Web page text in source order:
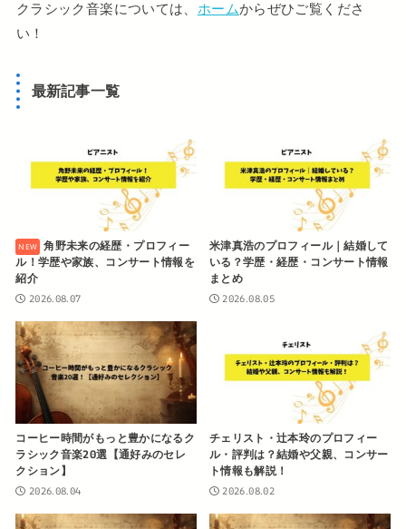
クラシック音楽については、 ホームからぜひご覧くださ
い！
最新記事一覧
角野未来の経歴・プロフィー
ル！学歴や家族、コンサート情報を
紹介
2026.08.07
米津真浩のプロフィール｜結婚して
いる？学歴・経歴・コンサート情報
まとめ
2026.08.05
コーヒー時間がもっと豊かになるク
ラシック音楽20選【通好みのセレ
クション】
2026.08.04
チェリスト・辻本玲のプロフィー
ル・評判は？結婚や父親、コンサー
ト情報も解説！
2026.08.02